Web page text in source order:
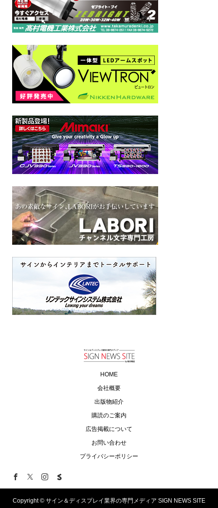
HOME
会社概要
出版物紹介
購読のご案内
広告掲載について
お問い合わせ
プライバシーポリシー
Copyright © サイン＆ディスプレイ業界の専門メディア SIGN NEWS SITE